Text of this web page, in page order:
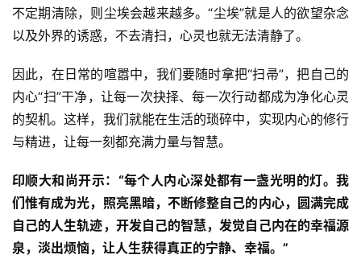
题
益
慈
善
教
人
物
登录 注册
不定期清除，则尘埃会越来越多。“尘埃”就是人的欲望杂念
以及外界的诱惑，不去清扫，心灵也就无法清静了。
因此，在日常的喧嚣中，我们要随时拿把“扫帚”，把自己的
内心“扫”干净，让每一次抉择、每一次行动都成为净化心灵
的契机。这样，我们就能在生活的琐碎中，实现内心的修行
与精进，让每一刻都充满力量与智慧。
印顺大和尚开示：“每个人内心深处都有一盏光明的灯。我
们惟有成为光，照亮黑暗，不断修整自己的内心，圆满完成
自己的人生轨迹，开发自己的智慧，发觉自己内在的幸福源
泉，淡出烦恼，让人生获得真正的宁静、幸福。”